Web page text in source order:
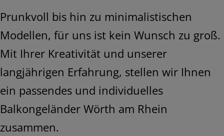
Prunkvoll bis hin zu minimalistischen
Modellen, für uns ist kein Wunsch zu groß.
Mit Ihrer Kreativität und unserer
langjährigen Erfahrung, stellen wir Ihnen
ein passendes und individuelles
Balkongeländer Wörth am Rhein
zusammen.